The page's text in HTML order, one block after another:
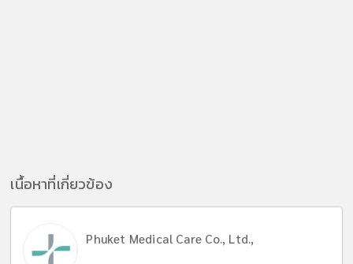
เนื้อหาที่เกี่ยวข้อง
Phuket Medical Care Co., Ltd.,